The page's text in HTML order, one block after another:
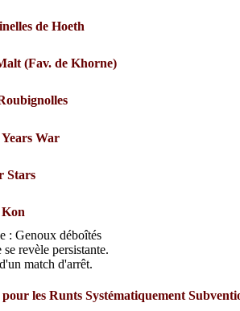
de Hoeth
(Fav. de Khorne)
War
Stars
: Genoux déboîtés
revèle persistante.
match d'arrêt.
les Runts Systématiquement